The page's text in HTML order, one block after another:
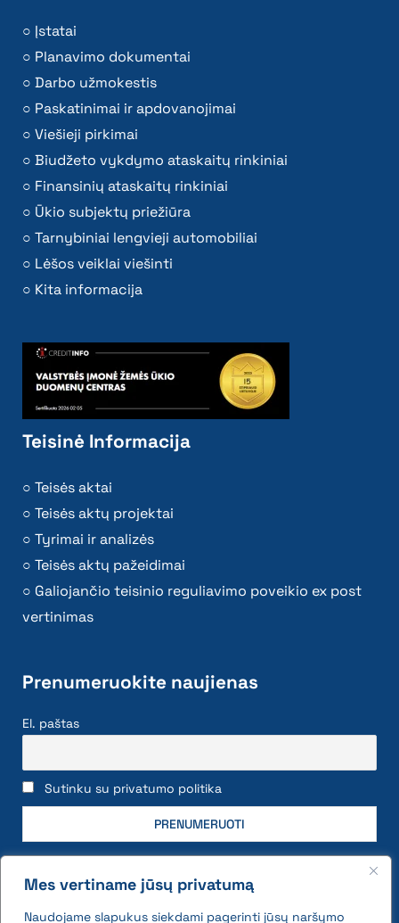
Mes vertiname jūsų privatumą
Naudojame slapukus siekdami pagerinti jūsų naršymo
Įstatai
Planavimo dokumentai
Darbo užmokestis
Paskatinimai ir apdovanojimai
Viešieji pirkimai
Biudžeto vykdymo ataskaitų rinkiniai
Finansinių ataskaitų rinkiniai
Ūkio subjektų priežiūra
Tarnybiniai lengvieji automobiliai
Lėšos veiklai viešinti
Kita informacija
Teisinė Informacija
Teisės aktai
Teisės aktų projektai
Tyrimai ir analizės
Teisės aktų pažeidimai
Galiojančio teisinio reguliavimo poveikio ex post
vertinimas
Prenumeruokite naujienas
El. paštas
Sutinku su privatumo politika